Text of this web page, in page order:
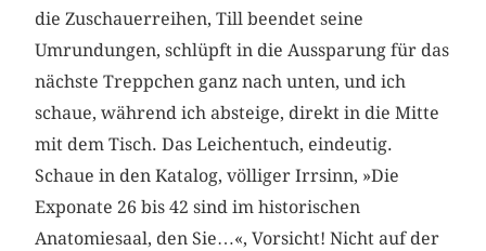
die Zuschauerreihen, Till beendet seine
Umrundungen, schlüpft in die Aussparung für das
nächste Treppchen ganz nach unten, und ich
schaue, während ich absteige, direkt in die Mitte
mit dem Tisch. Das Leichentuch, eindeutig.
Schaue in den Katalog, völliger Irrsinn, »Die
Exponate 26 bis 42 sind im historischen
Anatomiesaal, den Sie…«, Vorsicht! Nicht auf der